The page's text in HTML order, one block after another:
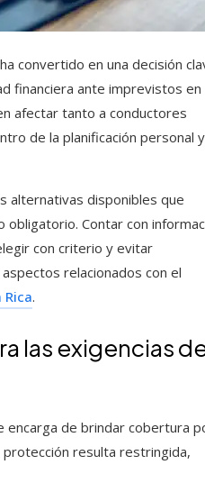
convertido en una decisión
financiera ante imprevistos en
afectar tanto a conductores
de la planificación personal y
alternativas disponibles que
Contar con
con criterio y evitar
relacionados con el
.
las exigencias
encarga de brindar cobertura
resulta restringida,